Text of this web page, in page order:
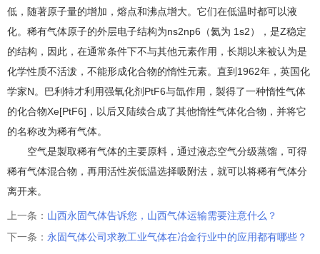
低，随著原子量的增加，熔点和沸点增大。它们在低温时都可以液
化。稀有气体原子的外层电子结构为ns2np6（氦为 1s2），是Z稳定
的结构，因此，在通常条件下不与其他元素作用，长期以来被认为是
化学性质不活泼，不能形成化合物的惰性元素。直到1962年，英国化
学家N。巴利特才利用强氧化剂PtF6与氙作用，製得了一种惰性气体
的化合物Xe[PtF6]，以后又陆续合成了其他惰性气体化合物，并将它
的名称改为稀有气体。
空气是製取稀有气体的主要原料，通过液态空气分级蒸馏，可得
稀有气体混合物，再用活性炭低温选择吸附法，就可以将稀有气体分
离开来。
上一条： 山西永固气体告诉您，山西气体运输需要注意什么？
下一条： 永固气体公司求教工业气体在冶金行业中的应用都有哪些？